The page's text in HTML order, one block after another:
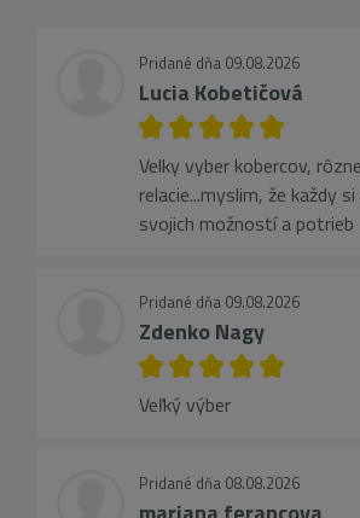
Pridané dňa 09.08.2026
Lucia Kobetičová
Velky vyber kobercov,
relacie...myslim, že každy
svojich možností a potrieb
Pridané dňa 09.08.2026
Zdenko Nagy
Veľký výber
Pridané dňa 08.08.2026